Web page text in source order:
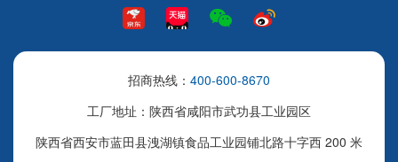
招商热线： 400-600-8670
工厂地址：陕西省咸阳市武功县工业园区
陕西省西安市蓝田县洩湖镇食品工业园铺北路十字西 200 米